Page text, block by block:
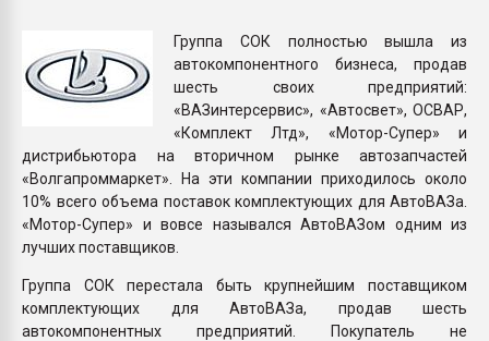
ПЕРЕЙТИ НА
Группа СОК полностью вышла из
автокомпонентного бизнеса, продав
шесть своих предприятий:
«ВАЗинтерсервис», «Автосвет», ОСВАР,
«Комплект Лтд», «Мотор-Супер» и
дистрибьютора на вторичном рынке автозапчастей
«Волгапроммаркет». На эти компании приходилось около
10% всего объема поставок комплектующих для АвтоВАЗа.
«Мотор-Супер» и вовсе назывался АвтоВАЗом одним из
лучших поставщиков.
Группа СОК перестала быть крупнейшим поставщиком
комплектующих для Авто­ВАЗа, продав шесть
автокомпонентных предприятий. Покупатель не